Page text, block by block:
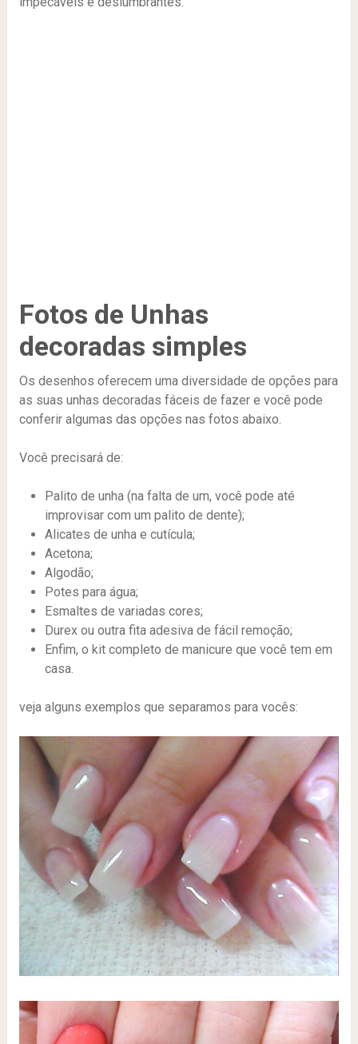
Fotos de Unhas
decoradas simples
Os desenhos oferecem uma diversidade de opções para
as suas unhas decoradas fáceis de fazer e você pode
conferir algumas das opções nas fotos abaixo.
Você precisará de:
Palito de unha (na falta de um, você pode até
improvisar com um palito de dente);
Alicates de unha e cutícula;
Acetona;
Algodão;
Potes para água;
Esmaltes de variadas cores;
Durex ou outra fita adesiva de fácil remoção;
Enfim, o kit completo de manicure que você tem em
casa.
veja alguns exemplos que separamos para vocês: